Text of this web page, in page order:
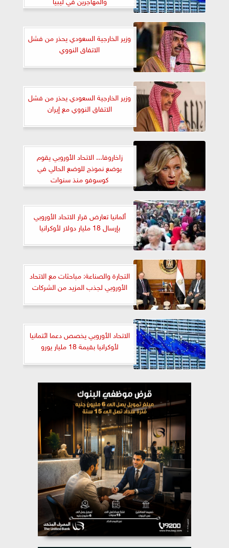
وزير الخارجية السعودي يحذر من فشل
الاتفاق النووي
وزير الخارجية السعودي يحذر من فشل
الاتفاق النووي مع إيران
زاخاروفا... الاتحاد الأوروبي يقوم
بوضع نموذج للوضع الحالي في
كوسوفو منذ سنوات
ألمانيا تعارض قرار الاتحاد الأوروبي
بإرسال 18 مليار دولار لأوكرانيا
التجارة والصناعة: مباحثات مع الاتحاد
الأوروبي لجذب المزيد من الشركات
الاتحاد الأوروبي يخصص دعما ائتمانيا
لأوكرانيا بقيمة 18 مليار يورو